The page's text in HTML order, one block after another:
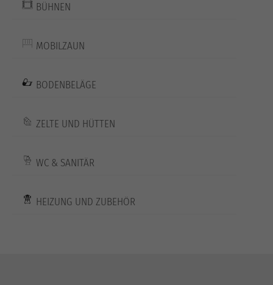
BÜHNEN
MOBILZAUN
BODENBELÄGE
ZELTE UND HÜTTEN
WC & SANITÄR
HEIZUNG UND ZUBEHÖR